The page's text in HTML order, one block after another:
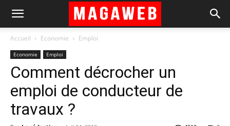
Accueil Economie Emploi
Economie Emploi
Comment décrocher un
emploi de conducteur de
travaux ?